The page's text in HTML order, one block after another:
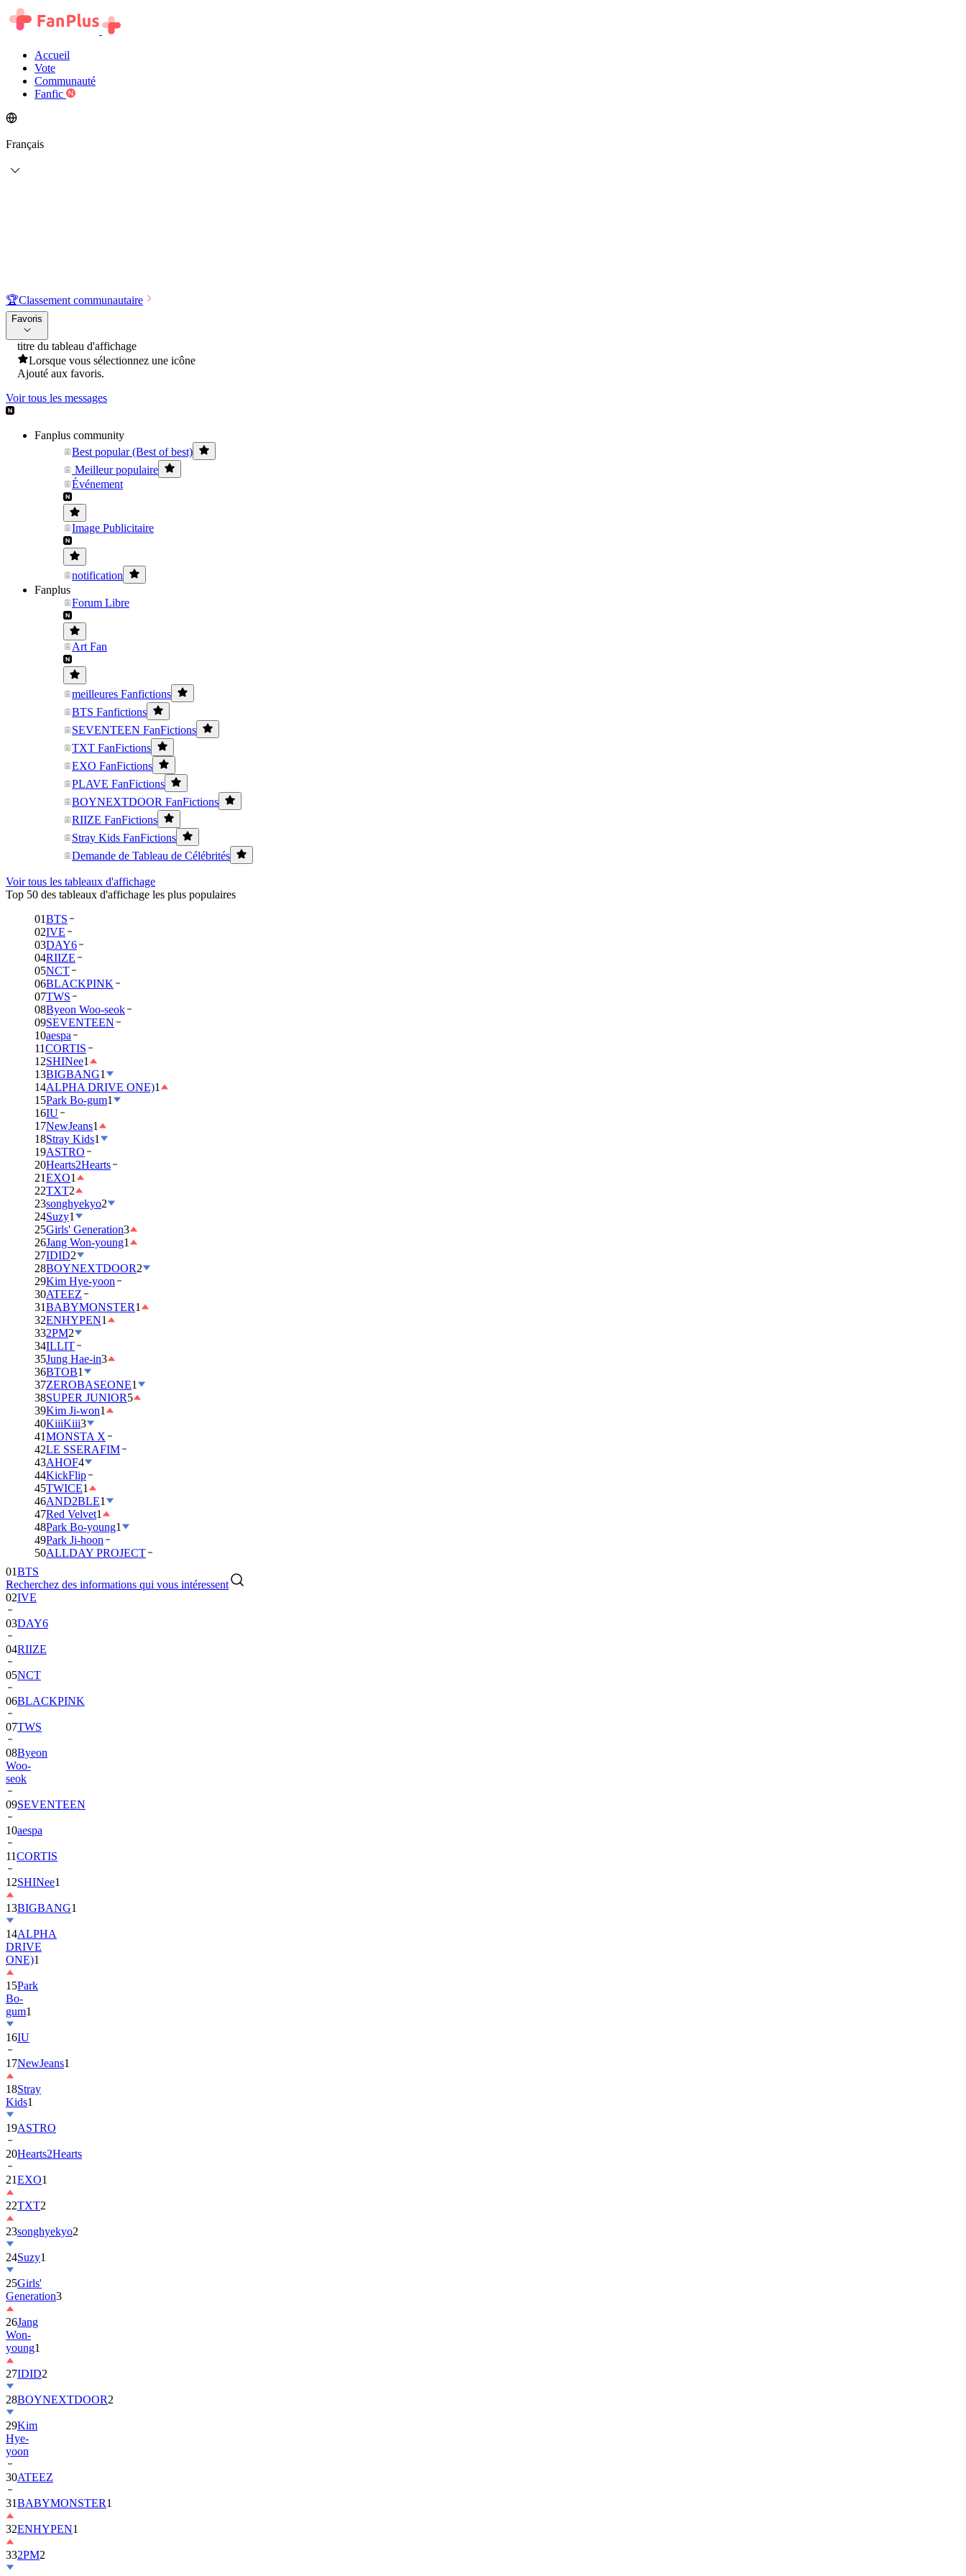
Accueil
Vote
Communauté
Fanfic
Français
🏆Classement communautaire
Favoris
titre du tableau d'affichage
Lorsque vous sélectionnez une icône
Ajouté aux favoris.
Voir tous les messages
Fanplus community
Best popular (Best of best)
Meilleur populaire
Événement
Image Publicitaire
notification
Fanplus
Forum Libre
Art Fan
meilleures Fanfictions
BTS Fanfictions
SEVENTEEN FanFictions
TXT FanFictions
EXO FanFictions
PLAVE FanFictions
BOYNEXTDOOR FanFictions
RIIZE FanFictions
Stray Kids FanFictions
Demande de Tableau de Célébrités
Voir tous les tableaux d'affichage
Top 50 des tableaux d'affichage les plus populaires
01BTS
02IVE
03DAY6
04RIIZE
05NCT
06BLACKPINK
07TWS
08Byeon Woo-seok
09SEVENTEEN
10aespa
11CORTIS
12SHINee1
13BIGBANG1
14ALPHA DRIVE ONE)1
15Park Bo-gum1
16IU
17NewJeans1
18Stray Kids1
19ASTRO
20Hearts2Hearts
21EXO1
22TXT2
23songhyekyo2
24Suzy1
25Girls' Generation3
26Jang Won-young1
27IDID2
28BOYNEXTDOOR2
29Kim Hye-yoon
30ATEEZ
31BABYMONSTER1
32ENHYPEN1
332PM2
34ILLIT
35Jung Hae-in3
36BTOB1
37ZEROBASEONE1
38SUPER JUNIOR5
39Kim Ji-won1
40KiiiKiii3
41MONSTA X
42LE SSERAFIM
43AHOF4
44KickFlip
45TWICE1
46AND2BLE1
47Red Velvet1
48Park Bo-young1
49Park Ji-hoon
50ALLDAY PROJECT
Recherchez des informations qui vous intéressent
BTS
02IVE
03DAY6
04RIIZE
05NCT
06BLACKPINK
07TWS
08Byeon
Woo-
seok
09SEVENTEEN
10aespa
11CORTIS
12SHINee1
13BIGBANG
14ALPHA
DRIVE
ONE)1
15Park
Bo-
gum1
16IU
17NewJeans
18Stray
Kids
19ASTRO
20Hearts2Hearts
21EXO1
22TXT2
23songhyekyo
24Suzy1
25Girls'
Generation
26Jang
Won-
young1
27IDID
28BOYNEXTDOOR
29Kim
Hye-
yoon
30ATEEZ
31BABYMONSTER
32ENHYPEN1
332PM2
34ILLIT